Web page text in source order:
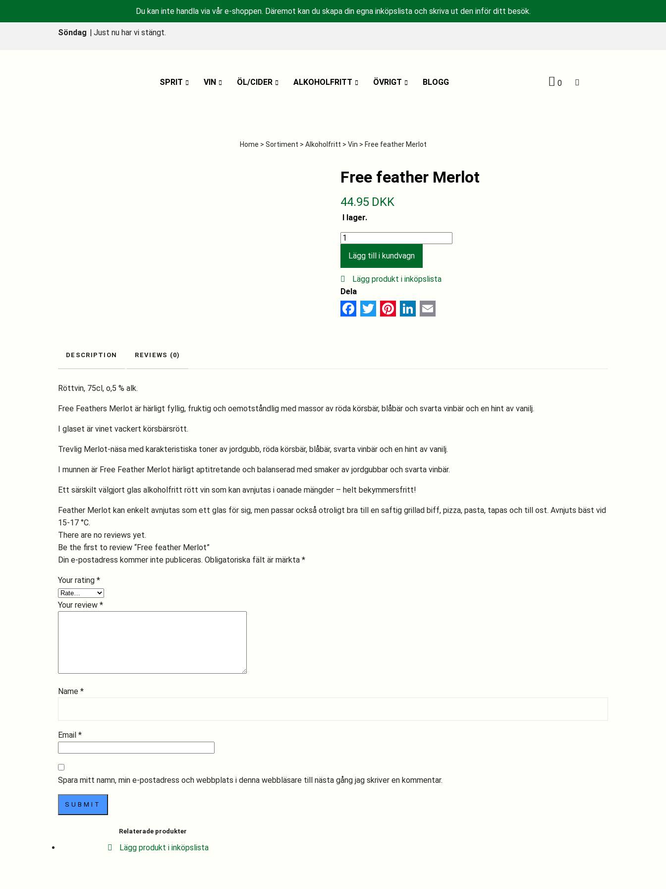
Du kan inte handla via vår e-shoppen. Däremot kan du skapa din egna inköpslista och skriva ut den inför ditt besök.
Söndag | Just nu har vi stängt.
SPRIT VIN ÖL/CIDER ALKOHOLFRITT ÖVRIGT BLOGG 0
Home > Sortiment > Alkoholfritt > Vin > Free feather Merlot
Free feather Merlot
44.95 DKK
I lager.
Free
Merlot
quantity
Lägg till i kundvagn
Lägg produkt i inköpslista
Dela
DESCRIPTION REVIEWS (0)
Röttvin, 75cl, o,5 % alk.
Free Feathers Merlot är härligt fyllig, fruktig och oemotståndlig med massor av röda körsbär, blåbär och svarta vinbär och en hint av vanilj.
I glaset är vinet vackert körsbärsrött.
Trevlig Merlot-näsa med karakteristiska toner av jordgubb, röda körsbär, blåbär, svarta vinbär och en hint av vanilj.
I munnen är Free Feather Merlot härligt aptitretande och balanserad med smaker av jordgubbar och svarta vinbär.
Ett särskilt välgjort glas alkoholfritt rött vin som kan avnjutas i oanade mängder – helt bekymmersfritt!
Feather Merlot kan enkelt avnjutas som ett glas för sig, men passar också otroligt bra till en saftig grillad biff, pizza, pasta, tapas och till ost. Avnjuts bäst vid
15-17 °C.
There are no reviews yet.
Be the first to review “Free feather Merlot”
Din e-postadress kommer inte publiceras. Obligatoriska fält är märkta *
Your rating *
Your review *
Name *
Email *
Spara mitt namn, min e-postadress och webbplats i denna webbläsare till nästa gång jag skriver en kommentar.
Relaterade produkter
Lägg produkt i inköpslista